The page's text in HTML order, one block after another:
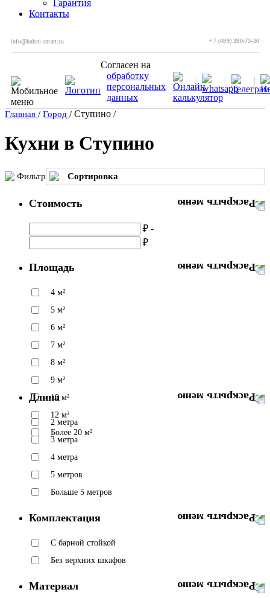
Гарантия
Контакты
info@kuhni-smart.ru +7 (499) 390-73-30
Согласен на
обработку
персональных
данных
Главная / Город / Ступино /
Кухни в Ступино
Фильтр Сортировка
Стоимость
₽ -
₽
Площадь
4 м²
5 м²
6 м²
7 м²
8 м²
9 м²
10 м²
12 м²
Более 20 м²
Длина
2 метра
3 метра
4 метра
5 метров
Больше 5 метров
Комплектация
C барной стойкой
Без верхних шкафов
Материал